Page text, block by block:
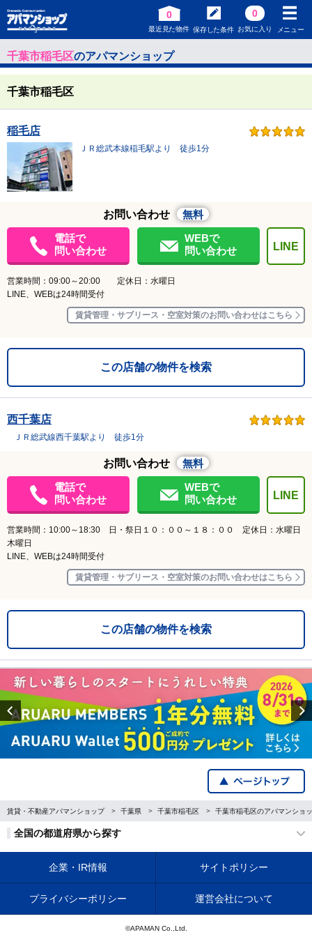
0
最近見た物件 保存した条件
0
お気に入り メニュー
千葉市稲毛区のアパマンショップ
千葉市稲毛区
稲毛店
ＪＲ総武本線稲毛駅より 徒歩1分
お問い合わせ
無料
電話で
問い合わせ
WEBで
問い合わせ
LINE
営業時間：09:00～20:00 定休日：水曜日
LINE、WEBは24時間受付
賃貸管理・サブリース・空室対策のお問い合わせはこちら
この店舗の物件を検索
西千葉店
ＪＲ総武線西千葉駅より 徒歩1分
お問い合わせ
無料
電話で
問い合わせ
WEBで
問い合わせ
LINE
営業時間：10:00～18:30 日・祭日１０：００～１８：００ 定休日：水曜日
木曜日
LINE、WEBは24時間受付
賃貸管理・サブリース・空室対策のお問い合わせはこちら
この店舗の物件を検索
Previous
賃貸・不動産アパマンショップ 千葉県 千葉市稲毛区 千葉市稲毛区のアパマンショ
全国の都道府県から探す
企業・IR情報 サイトポリシー
プライバシーポリシー 運営会社について
©APAMAN Co.,Ltd.